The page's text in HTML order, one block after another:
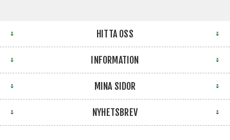
HITTA OSS
INFORMATION
MINA SIDOR
NYHETSBREV